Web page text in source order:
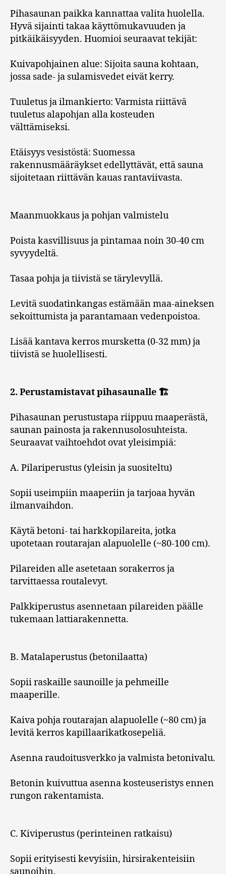
Pihasaunan paikka kannattaa valita huolella.
Hyvä sijainti takaa käyttömukavuuden ja
pitkäikäisyyden. Huomioi seuraavat tekijät:
Kuivapohjainen alue: Sijoita sauna kohtaan,
jossa sade- ja sulamisvedet eivät kerry.
Tuuletus ja ilmankierto: Varmista riittävä
tuuletus alapohjan alla kosteuden
välttämiseksi.
Etäisyys vesistöstä: Suomessa
rakennusmääräykset edellyttävät, että sauna
sijoitetaan riittävän kauas rantaviivasta.
Maanmuokkaus ja pohjan valmistelu
Poista kasvillisuus ja pintamaa noin 30-40 cm
syvyydeltä.
Tasaa pohja ja tiivistä se tärylevyllä.
Levitä suodatinkangas estämään maa-aineksen
sekoittumista ja parantamaan vedenpoistoa.
Lisää kantava kerros mursketta (0-32 mm) ja
tiivistä se huolellisesti.
2. Perustamistavat pihasaunalle 🏗️
Pihasaunan perustustapa riippuu maaperästä,
saunan painosta ja rakennusolosuhteista.
Seuraavat vaihtoehdot ovat yleisimpiä:
A. Pilariperustus (yleisin ja suositeltu)
Sopii useimpiin maaperiin ja tarjoaa hyvän
ilmanvaihdon.
Käytä betoni- tai harkkopilareita, jotka
upotetaan routarajan alapuolelle (~80-100 cm).
Pilareiden alle asetetaan sorakerros ja
tarvittaessa routalevyt.
Palkkiperustus asennetaan pilareiden päälle
tukemaan lattiarakennetta.
B. Matalaperustus (betonilaatta)
Sopii raskaille saunoille ja pehmeille
maaperille.
Kaiva pohja routarajan alapuolelle (~80 cm) ja
levitä kerros kapillaarikatkosepeliä.
Asenna raudoitusverkko ja valmista betonivalu.
Betonin kuivuttua asenna kosteuseristys ennen
rungon rakentamista.
C. Kiviperustus (perinteinen ratkaisu)
Sopii erityisesti kevyisiin, hirsirakenteisiin